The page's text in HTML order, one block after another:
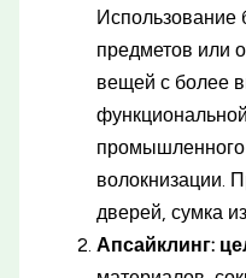
Использование
предметов или
вещей с более
волокнизации.
дверей, сумка
Апсайклинг: